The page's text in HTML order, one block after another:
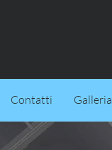
Contatti Galleria